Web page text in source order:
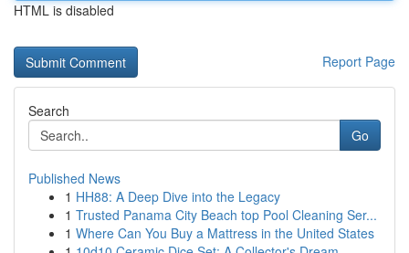
HTML is disabled
Report Page
Search
Go
Published News
1 HH88: A Deep Dive into the Legacy
1 Trusted Panama City Beach top Pool Cleaning Ser...
1 Where Can You Buy a Mattress in the United States